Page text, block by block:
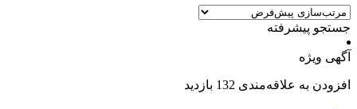
جستجو پیشرفته
آگهی ویژه
افزودن به علاقه‌مندی 132 بازدید